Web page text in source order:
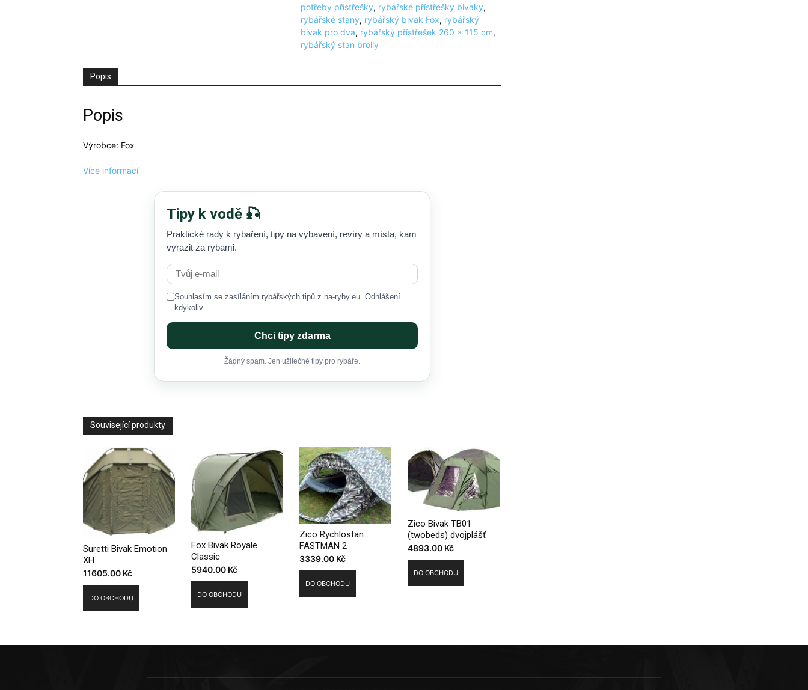
potřeby přístřešky, rybářské přístřešky bivaky,
rybářské stany, rybářský bivak Fox, rybářský
bivak pro dva, rybářský přístřešek 260 x 115 cm,
rybářský stan brolly
Popis
Popis
Výrobce: Fox
Více informací
Tipy k vodě 🎣
Praktické rady k rybaření, tipy na vybavení, revíry a místa, kam
vyrazit za rybami.
Souhlasím se zasíláním rybářských tipů z na-ryby.eu. Odhlášení
kdykoliv.
Chci tipy zdarma
Žádný spam. Jen užitečné tipy pro rybáře.
Související produkty
Suretti Bivak Emotion
XH
11605.00 Kč
DO OBCHODU
Fox Bivak Royale
Classic
5940.00 Kč
DO OBCHODU
Zico Rychlostan
FASTMAN 2
3339.00 Kč
DO OBCHODU
Zico Bivak TB01
(twobeds) dvojplášť
4893.00 Kč
DO OBCHODU